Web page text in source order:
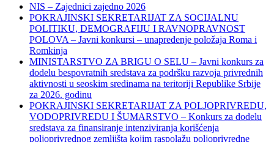
NIS – Zajednici zajedno 2026
POKRAJINSKI SEKRETARIJAT ZA SOCIJALNU
POLITIKU, DEMOGRAFIJU I RAVNOPRAVNOST
POLOVA – Javni konkursi – unapređenje položaja Roma i
Romkinja
MINISTARSTVO ZA BRIGU O SELU – Javni konkurs za
dodelu bespovratnih sredstava za podršku razvoja privrednih
aktivnosti u seoskim sredinama na teritoriji Republike Srbije
za 2026. godinu
POKRAJINSKI SEKRETARIJAT ZA POLJOPRIVREDU,
VODOPRIVREDU I ŠUMARSTVO – Konkurs za dodelu
sredstava za finansiranje intenziviranja korišćenja
poljoprivrednog zemljišta kojim raspolažu poljoprivredne